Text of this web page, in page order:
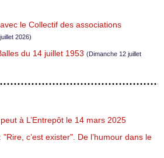
le Collectif des associations
2026)
du 14 juillet 1953 (Dimanche 12 juillet
à L’Entrepôt le 14 mars 2025
c’est exister". De l’humour dans le